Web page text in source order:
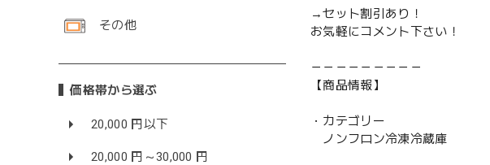
その他
価格帯から選ぶ
20,000 円以下
20,000 円～30,000 円
→セット割引あり！
お気軽にコメント下さい！
－－－－－－－－－
【商品情報】
・カテゴリー
ノンフロン冷凍冷蔵庫